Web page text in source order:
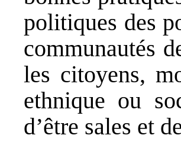
politiques des
communautés
les citoyens,
ethnique ou
d’être sales et